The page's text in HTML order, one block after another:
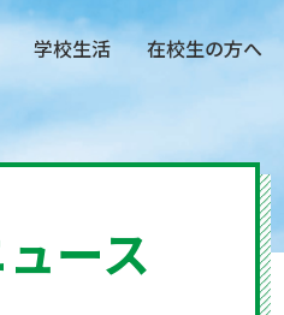
学校生活 在校生の方へ
ース